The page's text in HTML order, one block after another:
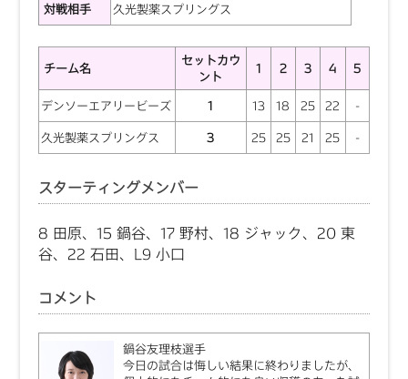
対戦相手
久光製薬スプリングス
チーム名
セットカウ
ント
1 2 3 4 5
デンソーエアリービーズ 1 13 18 25 22
-
久光製薬スプリングス
3 25 25 21 25 -
スターティングメンバー
8 田原、15 鍋谷、17 野村、18 ジャック、20 東
谷、22 石田、L9 小口
コメント
鍋谷友理枝選手
今日の試合は悔しい結果に終わりましたが、